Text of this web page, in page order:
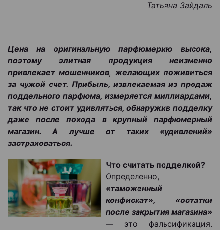
Татьяна Зайдаль
Цена на оригинальную парфюмерию высока,
поэтому элитная продукция неизменно
привлекает мошенников, желающих поживиться
за чужой счет. Прибыль, извлекаемая из продаж
поддельного парфюма, измеряется миллиардами,
так что не стоит удивляться, обнаружив подделку
даже после похода в крупный парфюмерный
магазин. А лучше от таких «удивлений»
застраховаться.
Что считать подделкой?
Определенно,
«таможенный
конфискат», «остатки
после закрытия магазина»
― это фальсификация.